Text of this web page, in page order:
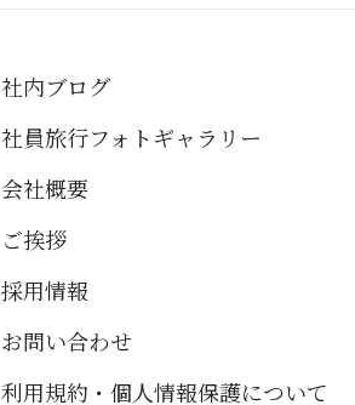
社内ブログ
社員旅行フォトギャラリー
会社概要
ご挨拶
採用情報
お問い合わせ
利用規約・個人情報保護について